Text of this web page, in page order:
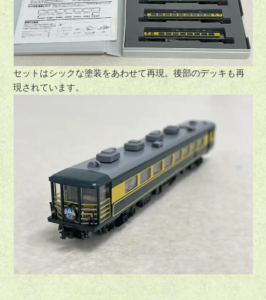
セットはシックな塗装をあわせて再現。後部のデッキも再
現されています。